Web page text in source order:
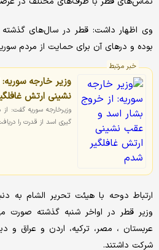
وی اظهار داشت: قطر در سال‌های
بوده و درهای آن برای حمایت از مردم
خبر مرتبط
وزیر خارجه
نشینی ارتش
وزیرخارجه سوریه گفت:
گیری اسد از قدرت را
ارتباط دوحه با هیئت تحریر الشام به
وزیر قطر در اواخر شنبه گذشته صورت
عربستان ، مصر، ترکیه، اردن و عراق و
شرکت داشتند.